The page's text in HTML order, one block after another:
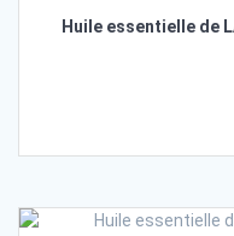
Huile essentielle de